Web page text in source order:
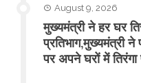
August 9, 2026
मुख्यमंत्री ने हर घर
प्रतिभाग,मुख्यमंत्री
पर अपने घरों में